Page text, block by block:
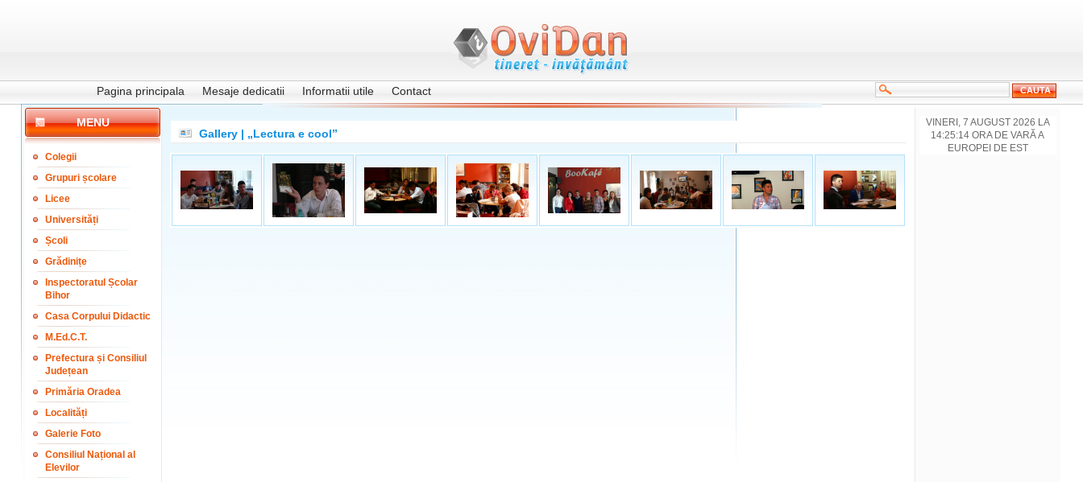
Pagina principala Mesaje dedicatii Informatii utile Contact
MENU
Colegii
Grupuri școlare
Licee
Universități
Școli
Grădinițe
Inspectoratul Școlar
Bihor
Casa Corpului Didactic
M.Ed.C.T.
Prefectura și Consiliul
Județean
Primăria Oradea
Localități
Galerie Foto
Consiliul Național al
Elevilor
Gallery | „Lectura e cool”
VINERI, 7 AUGUST 2026 LA
14:25:14 ORA DE VARĂ A
EUROPEI DE EST